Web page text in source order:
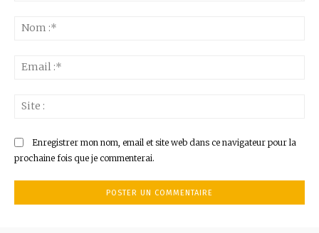
Enregistrer mon nom, email et site web dans ce navigateur pour la
prochaine fois que je commenterai.